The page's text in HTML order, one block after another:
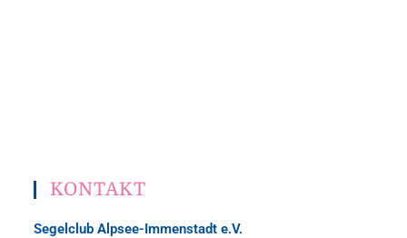
KONTAKT
Segelclub Alpsee-Immenstadt e.V.